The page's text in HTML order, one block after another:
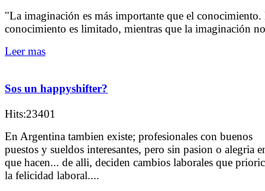
"La imaginación es más importante que el conocimiento.
conocimiento es limitado, mientras que la imaginación
Leer mas
Sos un happyshifter?
Hits:23401
En Argentina tambien existe; profesionales con buenos
puestos y sueldos interesantes, pero sin pasion o alegria
que hacen... de alli, deciden cambios laborales que
la felicidad laboral....